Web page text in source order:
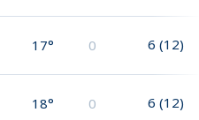
17° 0 6 (12)
18° 0 6 (12)